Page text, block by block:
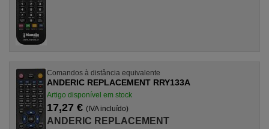
Comandos à distância equivalente
ANDERIC REPLACEMENT RRY133A
Artigo disponível em stock
17,27 € (IVA incluído)
ANDERIC REPLACEMENT